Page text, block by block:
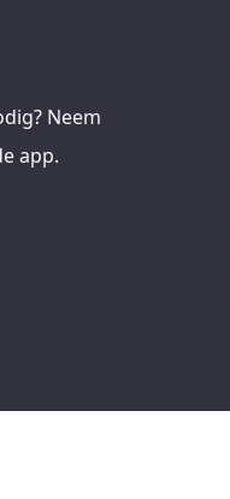
Neem
app.